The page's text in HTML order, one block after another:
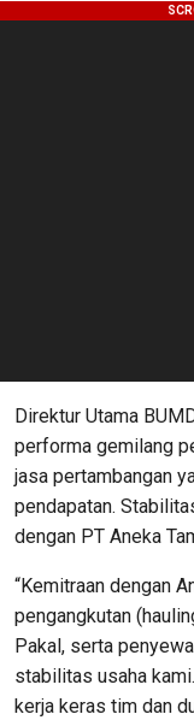
Direktur Utama
performa gemilang
jasa pertambangan
pendapatan.
dengan PT Aneka
“Kemitraan dengan
pengangkutan
Pakal, serta
stabilitas usaha
kerja keras tim dan